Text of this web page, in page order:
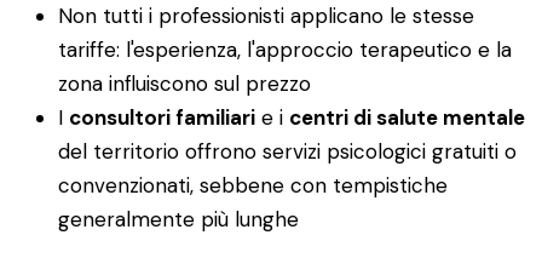
Non tutti i professionisti applicano le stesse
tariffe: l'esperienza, l'approccio terapeutico e la
zona influiscono sul prezzo
I consultori familiari e i centri di salute mentale
del territorio offrono servizi psicologici gratuiti o
convenzionati, sebbene con tempistiche
generalmente più lunghe